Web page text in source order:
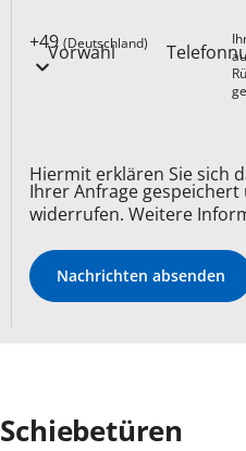
+49 (Deutschland)
Vorwahl
Hiermit erklären Sie sich
Ihrer Anfrage
widerrufen. Weitere
Nachrichten absenden